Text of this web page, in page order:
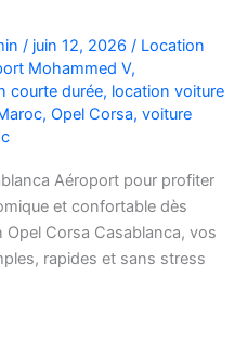
/ juin 12, 2026 / Location
Mohammed V,
courte durée, location voiture
, Opel Corsa, voiture
Aéroport pour profiter
et confortable dès
Corsa Casablanca, vos
rapides et sans stress